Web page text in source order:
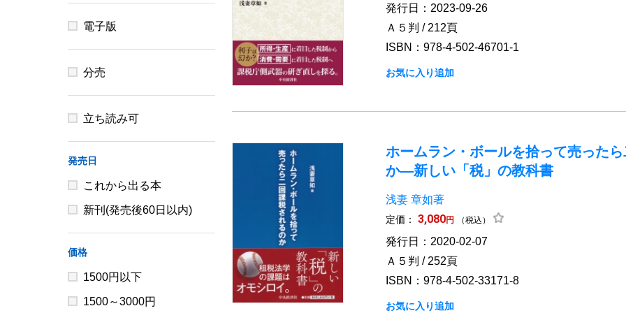
発行日：2023-09-26
Ａ５判 / 212頁
ISBN：978-4-502-46701-1
お気に入り追加
ホームラン・ボールを拾って売った
か―新しい「税」の教科書
浅妻 章如著
定価： 3,080円 （税込）
発行日：2020-02-07
Ａ５判 / 252頁
ISBN：978-4-502-33171-8
お気に入り追加
電子版
分売
立ち読み可
発売日
これから出る本
新刊(発売後60日以内)
価格
1500円以下
1500～3000円